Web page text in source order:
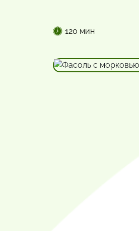
120 мин